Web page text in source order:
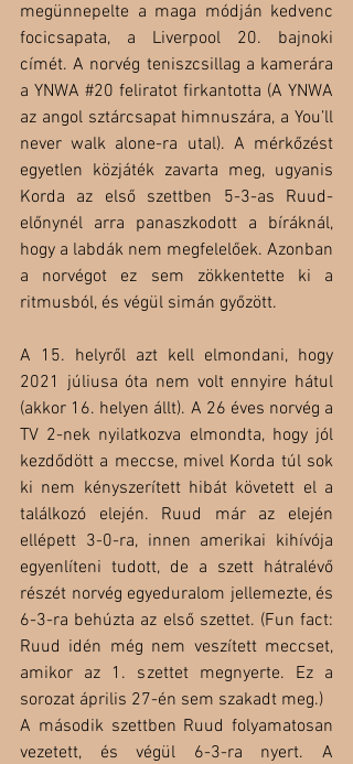
megünnepelte a maga módján kedvenc
focicsapata, a Liverpool 20. bajnoki
címét. A norvég teniszcsillag a kamerára
a YNWA #20 feliratot firkantotta (A YNWA
az angol sztárcsapat himnuszára, a You’ll
never walk alone-ra utal). A mérkőzést
egyetlen közjáték zavarta meg, ugyanis
Korda az első szettben 5-3-as Ruud-
előnynél arra panaszkodott a bíráknál,
hogy a labdák nem megfelelőek. Azonban
a norvégot ez sem zökkentette ki a
ritmusból, és végül simán győzött.
A 15. helyről azt kell elmondani, hogy
2021 júliusa óta nem volt ennyire hátul
(akkor 16. helyen állt). A 26 éves norvég a
TV 2-nek nyilatkozva elmondta, hogy jól
kezdődött a meccse, mivel Korda túl sok
ki nem kényszerített hibát követett el a
találkozó elején. Ruud már az elején
ellépett 3-0-ra, innen amerikai kihívója
egyenlíteni tudott, de a szett hátralévő
részét norvég egyeduralom jellemezte, és
6-3-ra behúzta az első szettet. (Fun fact:
Ruud idén még nem veszített meccset,
amikor az 1. szettet megnyerte. Ez a
sorozat április 27-én sem szakadt meg.)
A második szettben Ruud folyamatosan
vezetett, és végül 6-3-ra nyert. A